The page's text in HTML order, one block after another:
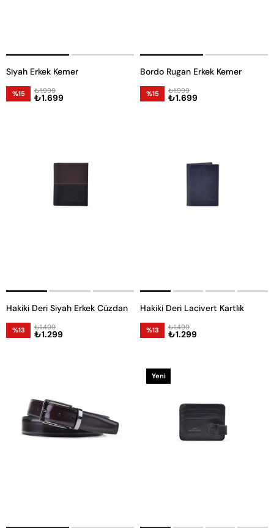
Siyah Erkek Kemer
%15 ₺1.699
₺1.999
Bordo Rugan Erkek Kemer
%15 ₺1.699
₺1.999
Hakiki Deri Siyah Erkek Cüzdan
%13 ₺1.299
₺1.499
Hakiki Deri Lacivert Kartlık
%13 ₺1.299
₺1.499
Yeni